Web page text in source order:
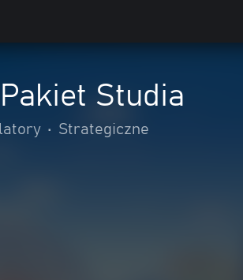
Studia
• Strategiczne